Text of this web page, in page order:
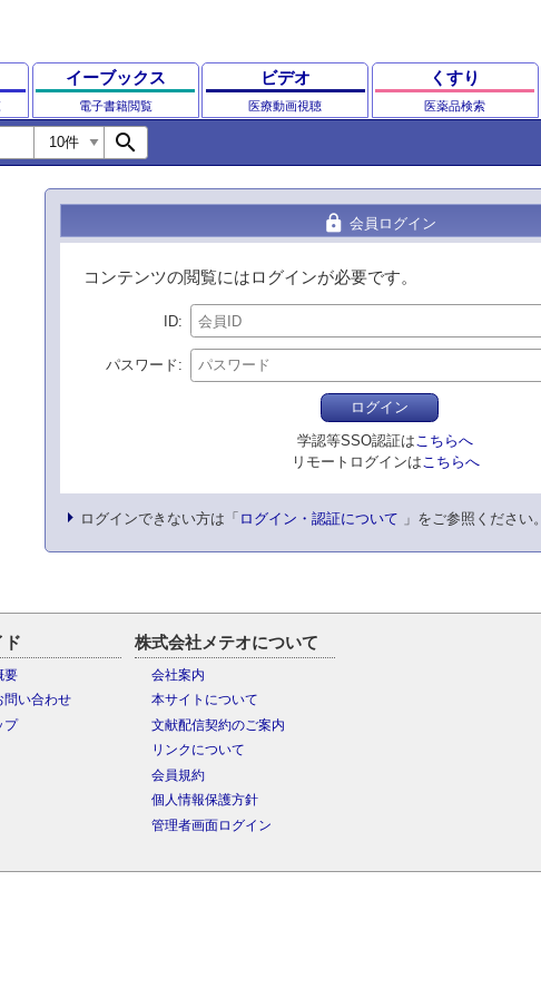
イーブックス
電子書籍閲覧
ビデオ
医療動画視聴
くすり
医薬品検索
search
lock 会員ログイン
コンテンツの閲覧にはログインが必要です。
ID
パスワード
ログイン
学認等SSO認証は こちらへ
リモートログインは こちらへ
ログインできない方は「 ログイン・認証について 」をご参照ください。
ド
要
問い合わせ
プ
株式会社メテオについて
会社案内
本サイトについて
文献配信契約のご案内
リンクについて
会員規約
個人情報保護方針
管理者画面ログイン